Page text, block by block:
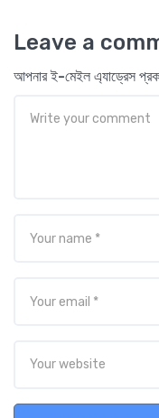
Leave a
আপনার ই-মেইল এ্যাড্রেস